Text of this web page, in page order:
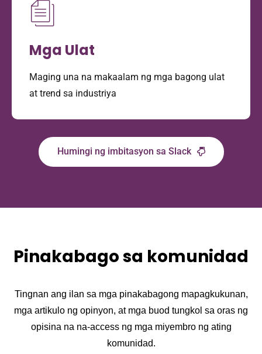
Mga Ulat
Maging una na makaalam ng mga bagong ulat
at trend sa industriya
Humingi ng imbitasyon sa Slack
Pinakabago sa komunidad
Tingnan ang ilan sa mga pinakabagong mapagkukunan,
mga artikulo ng opinyon, at mga buod tungkol sa oras ng
opisina na na-access ng mga miyembro ng ating
komunidad.